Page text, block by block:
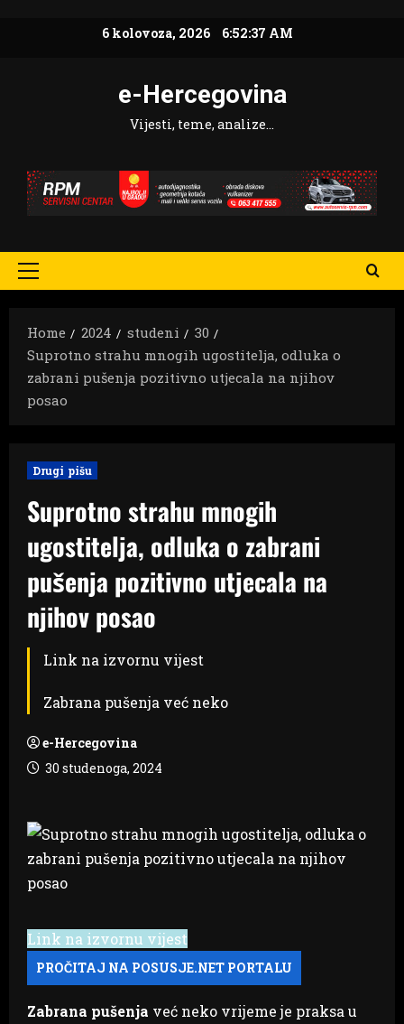
6 kolovoza, 2026 6:52:38 AM
e-Hercegovina
Vijesti, teme, analize…
Primary
Home
2024 studeni
30
Suprotno strahu mnogih ugostitelja, odluka o
zabrani pušenja pozitivno utjecala na njihov
posao
Drugi pišu
Suprotno strahu mnogih
ugostitelja, odluka o zabrani
pušenja pozitivno utjecala na
njihov posao
Link na izvornu vijest
Zabrana pušenja već neko
e-Hercegovina
30 studenoga, 2024
Link na izvornu vijest
Zabrana pušenja već neko vrijeme je praksa u